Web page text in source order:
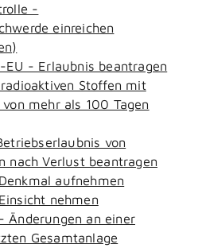
-
einreichen
- Erlaubnis beantragen
Stoffen mit
mehr als 100 Tagen
von
nach Verlust beantragen
aufnehmen
nehmen
Änderungen an einer
Gesamtanlage